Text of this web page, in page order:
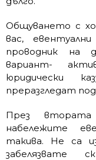
Общуването с
вас,
проводник на
вариант-
юридически
преразгледат
През
набележите
такива. Не са
забелязвате